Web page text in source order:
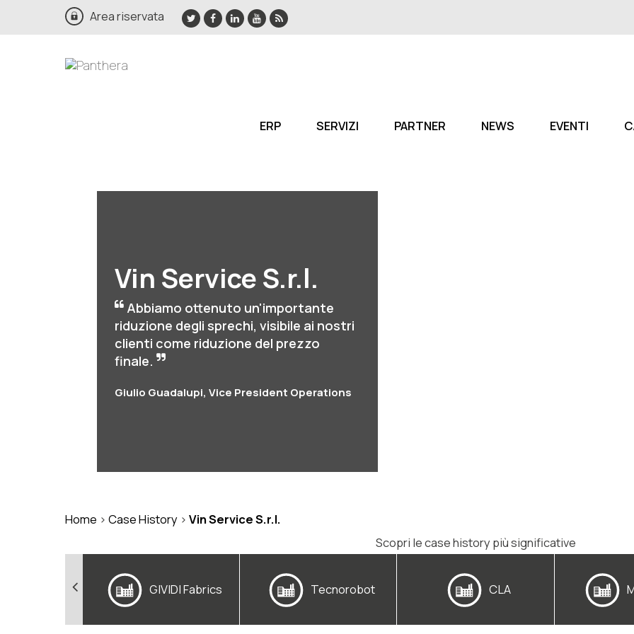
Area riservata
ERP SERVIZI PARTNER NEWS EVENTI
Vin Service S.r.l.
Abbiamo ottenuto un'importante
riduzione degli sprechi, visibile ai nostri
clienti come riduzione del prezzo
finale.
Giulio Guadalupi, Vice President Operations
Home > Case History > Vin Service S.r.l.
Scopri le case history più significative
GIVIDI Fabrics Tecnorobot CLA